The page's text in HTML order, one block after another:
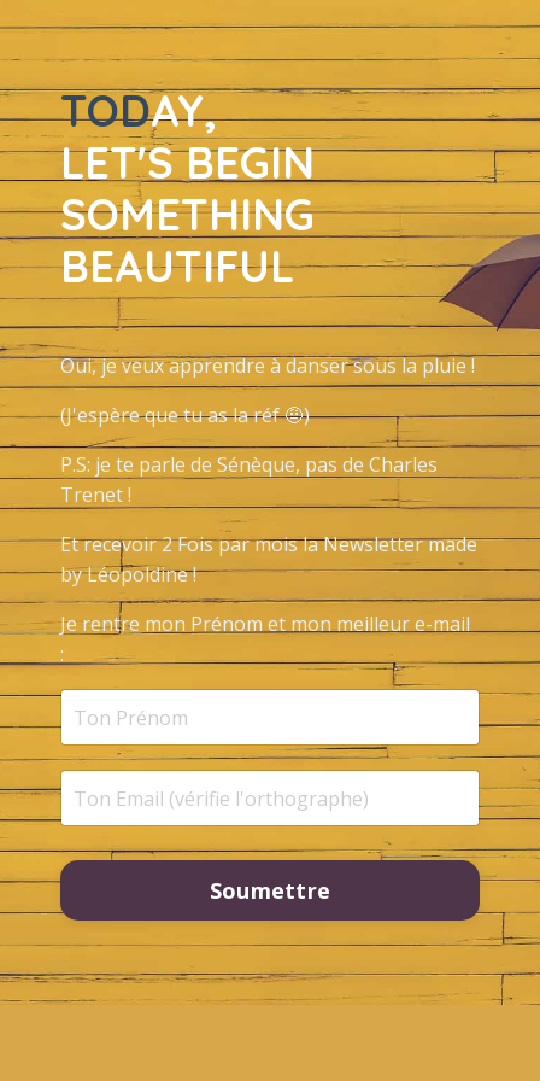
TODAY,
LET'S BEGIN
SOMETHING
BEAUTIFUL
Oui, je veux apprendre à danser sous la pluie !
(J'espère que tu as la réf 🤨)
P.S: je te parle de Sénèque, pas de Charles
Trenet !
Et recevoir 2 Fois par mois la Newsletter made
by Léopoldine !
Je rentre mon Prénom et mon meilleur e-mail
:
Soumettre